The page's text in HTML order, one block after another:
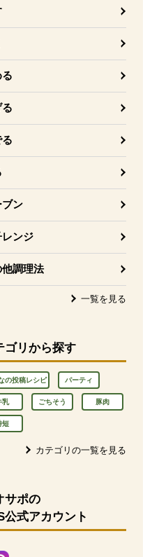
ン
レンジ
他調理法
一覧を見る
ゴリから探す
の投稿レシピ パーティ
乳 ごちそう 豚肉
短
カテゴリの一覧を見る
サポの
公式アカウント